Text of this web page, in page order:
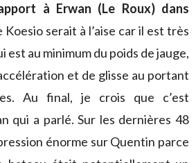
à Erwan (Le Roux) dans
Koesio serait à l’aise car il est très
est au minimum du poids de jauge,
et de glisse au portant
Au final, je crois que c’est
qui a parlé. Sur les dernières 48
énorme sur Quentin parce